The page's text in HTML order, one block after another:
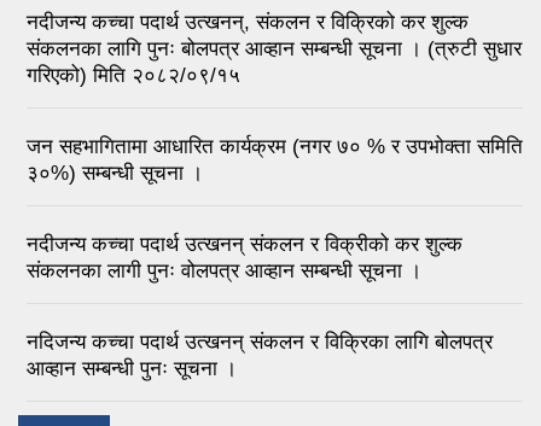
नदीजन्य कच्चा पदार्थ उत्खनन्, संकलन र विक्रिको कर शुल्क
संकलनका लागि पुनः बोलपत्र आव्हान सम्बन्धी सूचना । (त्रुटी सुधार
गरिएको) मिति २०८२/०९/१५
जन सहभागितामा आधारित कार्यक्रम (नगर ७० % र उपभोक्ता समिति
३०%) सम्बन्धी सूचना ।
नदीजन्य कच्चा पदार्थ उत्खनन् संकलन र विक्रीको कर शुल्क
संकलनका लागी पुनः वोलपत्र आव्हान सम्बन्धी सूचना ।
नदिजन्य कच्चा पदार्थ उत्खनन् संकलन र विक्रिका लागि बोलपत्र
आव्हान सम्बन्धी पुनः सूचना ।